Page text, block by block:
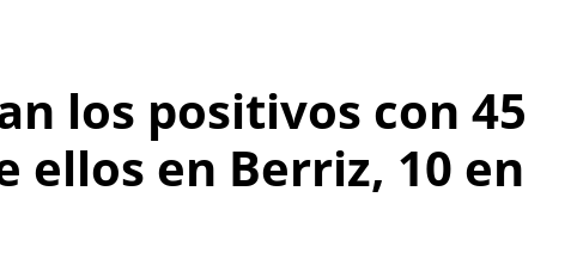
los positivos con 45
ellos en Berriz, 10 en